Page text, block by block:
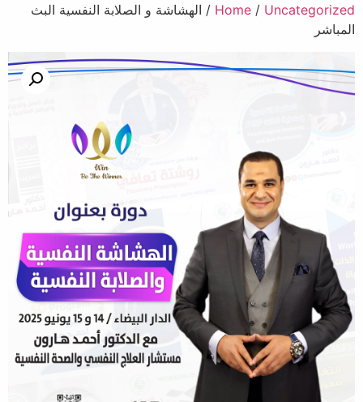
Home / Uncategorized
/ الهشاشة و الصلابة النفسية البث
المباشر